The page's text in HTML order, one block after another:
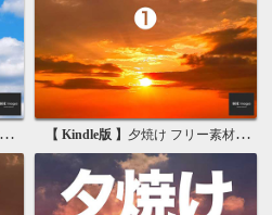
【 Kindle版 】 夕焼け フリー素材 1 無料で使える写真素材集